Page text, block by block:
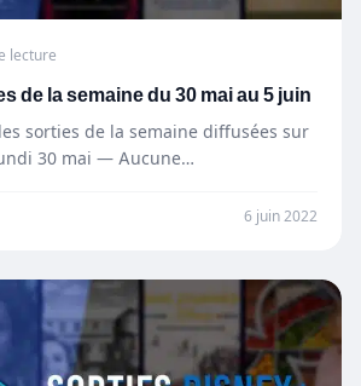
lecture
de la semaine du 30 mai au 5 juin
sorties de la semaine diffusées sur
30 mai — Aucune…
6 juin 2022